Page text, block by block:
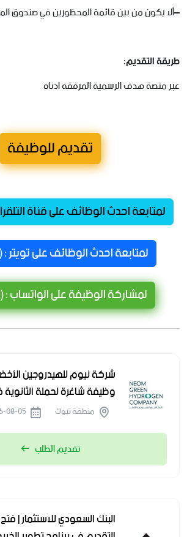
–ألايكونمنبينقائمةالمحظورينفيصندوق
طريقةالتقديم:
عبرمنصةهدفالرسميةالمرفقهادناه
تقديم للوظيفة
لمتابعة احدث الوظائف على قناة
لمتابعة احدث الوظائف على
لمشاركة الوظيفة على الواتساب
وظيفة شاغرة لحملة
منطقة تبوك
تقديم الطلب
البنك السعودي للاستثمار |